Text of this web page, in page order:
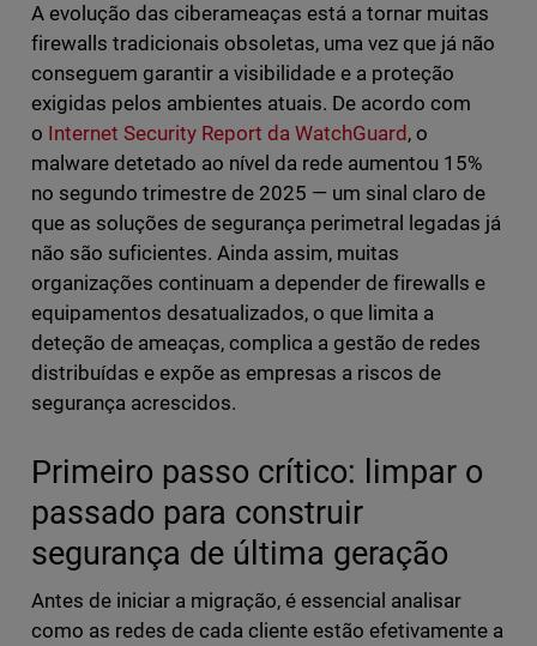
A evolução das ciberameaças está a tornar muitas
firewalls tradicionais obsoletas, uma vez que já não
conseguem garantir a visibilidade e a proteção
exigidas pelos ambientes atuais. De acordo com
o Internet Security Report da WatchGuard , o
malware detetado ao nível da rede aumentou 15%
no segundo trimestre de 2025 — um sinal claro de
que as soluções de segurança perimetral legadas já
não são suficientes. Ainda assim, muitas
organizações continuam a depender de firewalls e
equipamentos desatualizados, o que limita a
deteção de ameaças, complica a gestão de redes
distribuídas e expõe as empresas a riscos de
segurança acrescidos.
Primeiro passo crítico: limpar o
passado para construir
segurança de última geração
Antes de iniciar a migração, é essencial analisar
como as redes de cada cliente estão efetivamente a